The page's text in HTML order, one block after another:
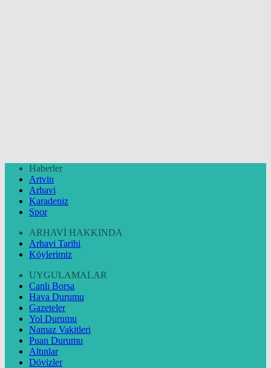
Haberler
Artvin
Arhavi
Karadeniz
Spor
ARHAVİ HAKKINDA
Arhavi Tarihi
Köylerimiz
UYGULAMALAR
Canlı Borsa
Hava Durumu
Gazeteler
Yol Durumu
Namaz Vakitleri
Puan Durumu
Altınlar
Dövizler